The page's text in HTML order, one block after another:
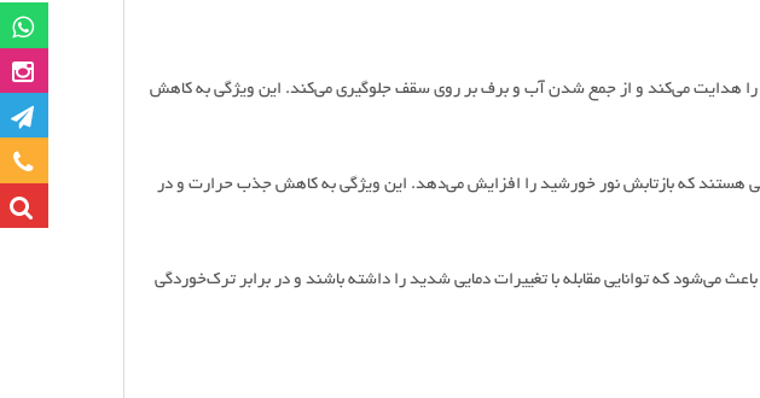
هدایت می‌کند و از جمع شدن آب و برف بر روی سقف جلوگیری می‌کند. این ویژگی به کاهش
که بازتابش نور خورشید را افزایش می‌دهد. این ویژگی به کاهش جذب حرارت و در
می‌شود که توانایی مقابله با تغییرات دمایی شدید را داشته باشند و در برابر ترک‌خوردگی